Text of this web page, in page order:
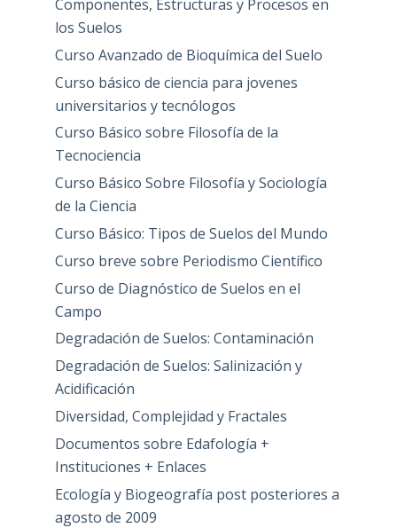
Componentes, Estructuras y Procesos en
los Suelos
Curso Avanzado de Bioquímica del Suelo
Curso básico de ciencia para jovenes
universitarios y tecnólogos
Curso Básico sobre Filosofía de la
Tecnociencia
Curso Básico Sobre Filosofía y Sociología
de la Ciencia
Curso Básico: Tipos de Suelos del Mundo
Curso breve sobre Periodismo Científico
Curso de Diagnóstico de Suelos en el
Campo
Degradación de Suelos: Contaminación
Degradación de Suelos: Salinización y
Acidificación
Diversidad, Complejidad y Fractales
Documentos sobre Edafología +
Instituciones + Enlaces
Ecología y Biogeografía post posteriores a
agosto de 2009